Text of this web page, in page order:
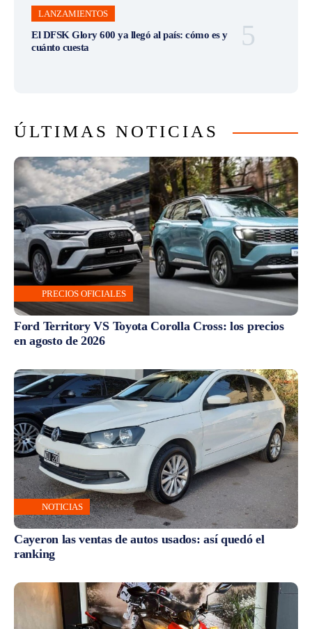
LANZAMIENTOS
El DFSK Glory 600 ya llegó al país: cómo es y
cuánto cuesta
ÚLTIMAS NOTICIAS
PRECIOS OFICIALES
Ford Territory VS Toyota Corolla Cross: los precios
en agosto de 2026
NOTICIAS
Cayeron las ventas de autos usados: así quedó el
ranking